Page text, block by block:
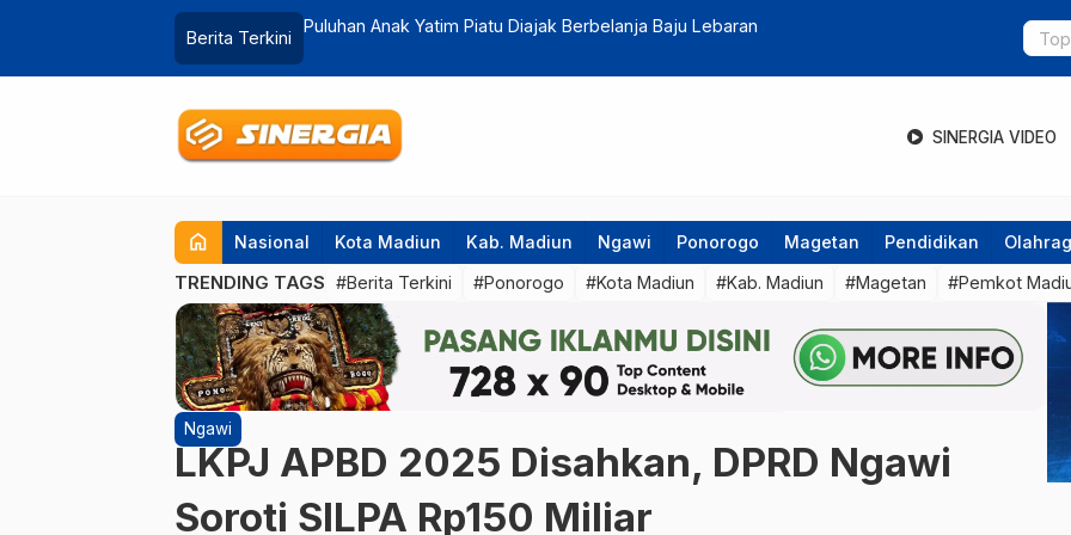
Berita Terkini
Puluhan Anak Yatim Piatu Diajak Berbelanja Baju Lebaran Duh ! Viral Sekelompok Pemuda
SINERGIA VIDEO
home Nasional Kota Madiun Kab. Madiun Ngawi Ponorogo Magetan Pendidikan
TRENDING TAGS #Berita Terkini #Ponorogo #Kota Madiun #Kab. Madiun #Magetan #Pemkot
Ngawi
LKPJ APBD 2025 Disahkan, DPRD Ngawi
Soroti SILPA Rp150 Miliar